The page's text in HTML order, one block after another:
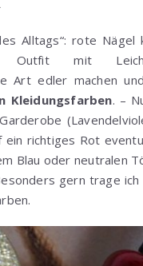
Alltags“: rote Nägel
Outfit mit
Art edler machen und
Kleidungsfarben. –
ein richtiges Rot
Blau oder neutralen
gern trage